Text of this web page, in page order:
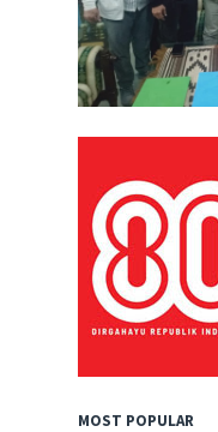
MOST POPULAR